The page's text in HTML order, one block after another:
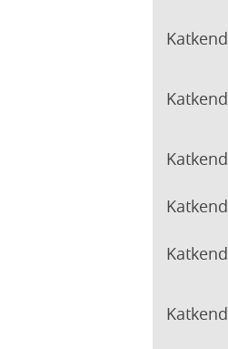
Katkend
Katkend
Katkend
Katkend
Katkend
Katkend